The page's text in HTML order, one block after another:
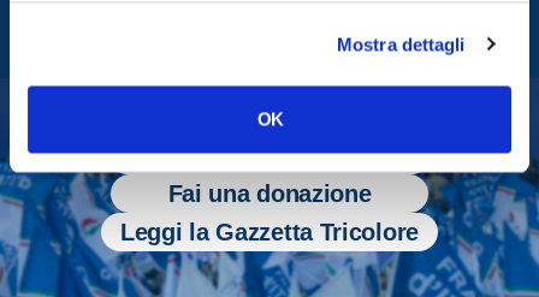
Mostra dettagli
OK
Fratelli d'Italia
Tesserati
Fai una donazione
Leggi la Gazzetta Tricolore